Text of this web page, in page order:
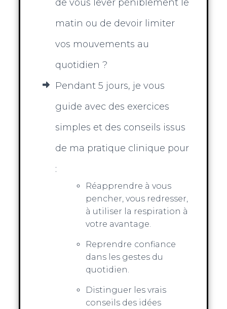
de vous lever péniblement le
matin ou de devoir limiter
vos mouvements au
quotidien ?
Pendant 5 jours, je vous
guide avec des exercices
simples et des conseils issus
de ma pratique clinique pour
:
Réapprendre à vous
pencher, vous redresser,
à utiliser la respiration à
votre avantage.
Reprendre confiance
dans les gestes du
quotidien.
Distinguer les vrais
conseils des idées